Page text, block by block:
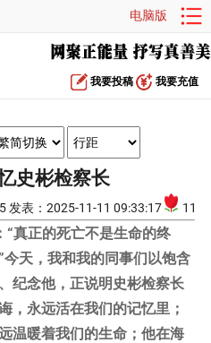
电脑版
我要投稿 我要充值
史彬检察长
发表：2025-11-11 09:33:17 11
“真正的死亡不是生命的终
天，我和我的同事们以饱含
纪念他，正说明史彬检察长
，永远活在我们的记忆里；
温暖着我们的生命；他在海